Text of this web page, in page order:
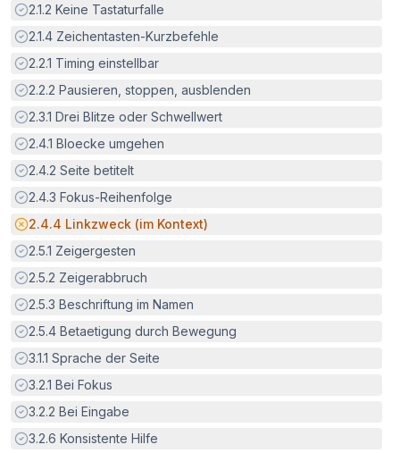
Erfüllt:
2.1.2 Keine Tastaturfalle
Erfüllt:
2.1.4 Zeichentasten-Kurzbefehle
Erfüllt:
2.2.1 Timing einstellbar
Erfüllt:
2.2.2 Pausieren, stoppen, ausblenden
Erfüllt:
2.3.1 Drei Blitze oder Schwellwert
Erfüllt:
2.4.1 Bloecke umgehen
Erfüllt:
2.4.2 Seite betitelt
Erfüllt:
2.4.3 Fokus-Reihenfolge
Potenzielle Barriere:
2.4.4 Linkzweck (im Kontext)
Erfüllt:
2.5.1 Zeigergesten
Erfüllt:
2.5.2 Zeigerabbruch
Erfüllt:
2.5.3 Beschriftung im Namen
Erfüllt:
2.5.4 Betaetigung durch Bewegung
Erfüllt:
3.1.1 Sprache der Seite
Erfüllt:
3.2.1 Bei Fokus
Erfüllt:
3.2.2 Bei Eingabe
Erfüllt:
3.2.6 Konsistente Hilfe